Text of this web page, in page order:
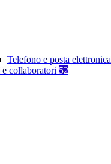
Telefono e posta elettronica
collaboratori 52